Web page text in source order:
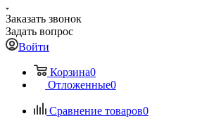
Заказать звонок
Задать вопрос
Войти
Корзина0
Отложенные0
Сравнение товаров0